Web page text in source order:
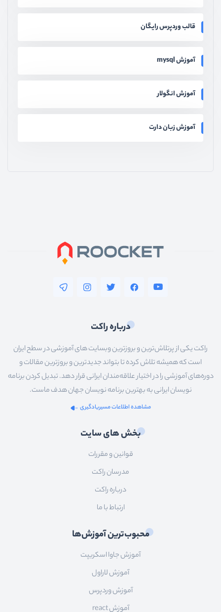
قالب وردپرس رایگان
آموزش mysql
آموزش انگولار
آموزش زبان دارت
درباره راکت
راکت یکی از پرتلاش‌ترین و بروزترین وبسایت های آموزشی در سطح ایران
است که همیشه تلاش کرده تا بتواند جدیدترین و بروزترین مقالات و
دوره‌های آموزشی را در اختیار علاقه‌مندان ایرانی قرار دهد. تبدیل کردن برنامه
نویسان ایرانی به بهترین برنامه نویسان جهان هدف ماست.
مشاهده اطلاعات مسیریادگیری
بخش های سایت
قوانین و مقررات
مدرسان راکت
درباره راکت
ارتباط با ما
محبوب‌ترین آموزش‌ها
آموزش جاوا اسکریپت
آموزش لاراول
آموزش وردپرس
آموزش react